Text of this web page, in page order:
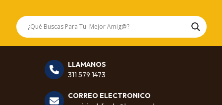
LLAMANOS
311 579 1473
CORREO ELECTRONICO